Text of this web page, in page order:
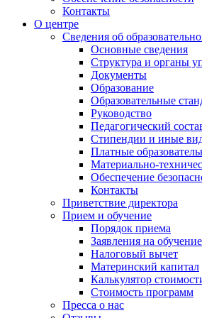
Контакты
О центре
Сведения об
Основные сведения
Структура и органы
Документы
Образование
Образовательные
Руководство
Педагогический
Стипендии и иные
Платные
Материально-
Обеспечение
Контакты
Приветствие директора
Прием и обучение
Порядок приема
Заявления на обучение
Налоговый вычет
Материнский капитал
Калькулятор
Стоимость программ
Пресса о нас